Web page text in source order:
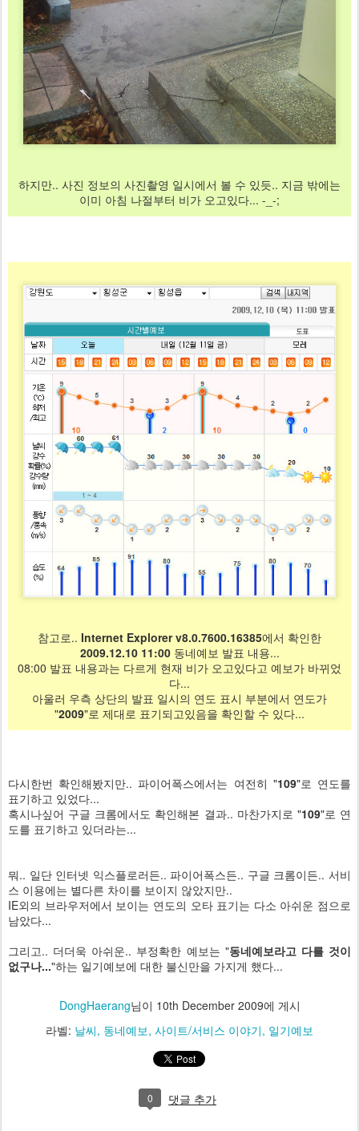
하지만.. 사진 정보의 사진촬영 일시에서 볼 수 있듯.. 지금 밖에는
이미 아침 나절부터 비가 오고있다... -_-;
참고로.. Internet Explorer v8.0.7600.16385에서 확인한
2009.12.10 11:00동네예보 발표 내용...
08:00 발표 내용과는 다르게 현재 비가 오고있다고 예보가 바뀌었
다...
아울러 우측 상단의 발표 일시의 연도 표시 부분에서 연도가
"2009"로 제대로 표기되고있음을 확인할 수 있다...
다시한번 확인해봤지만.. 파이어폭스에서는 여전히 "109"로 연도를
표기하고 있었다...
혹시나싶어 구글 크롬에서도 확인해본 결과.. 마찬가지로 "109"로 연
도를 표기하고 있더라는...
뭐.. 일단 인터넷 익스플로러든.. 파이어폭스든.. 구글 크롬이든.. 서비
스 이용에는 별다른 차이를 보이지 않았지만..
IE외의 브라우저에서 보이는 연도의 오타 표기는 다소 아쉬운 점으로
남았다...
그리고.. 더더욱 아쉬운.. 부정확한 예보는 "동네예보라고 다를 것이
없구나..."하는 일기예보에 대한 불신만을 가지게 했다...
DongHaerang님이 10th December 2009에 게시
라벨: 날씨 동네예보 사이트/서비스 이야기 일기예보
0 댓글 추가